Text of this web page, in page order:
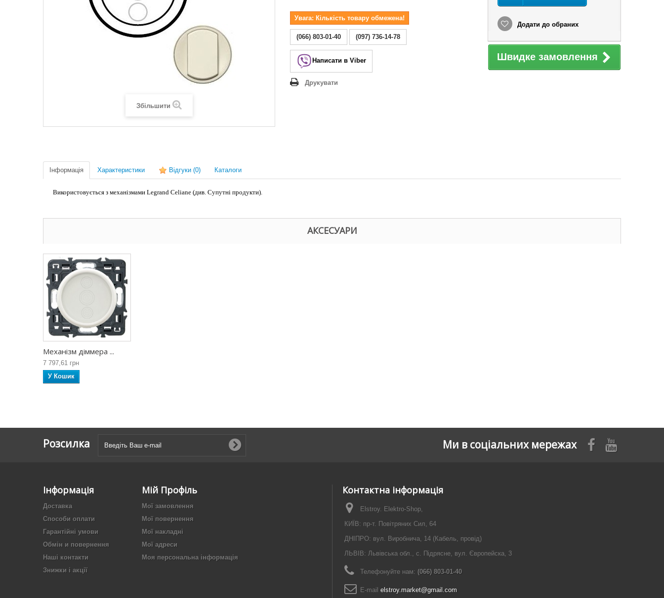
Збільшити
Увага: Кількість товару обмежена!
(066) 803-01-40 (097) 736-14-78
Написати в Viber
Друкувати
Додати до обраних
Швидке замовлення
Інформація Характеристики Відгуки (0) Каталоги
Використовується з механізмами Legrand Celiane (див. Супутні продукти).
АКСЕСУАРИ
Механізм діммера ...
7 797,61 грн
У Кошик
Розсилка Ми в соціальних мережах
Інформація
Доставка
Способи оплати
Гарантійні умови
Обмін и повернення
Наші контакти
Знижки і акції
Мій Профіль
Мої замовлення
Мої повернення
Мої накладні
Мої адреси
Моя персональна інформація
Контактна інформація
Elstroy. Elektro-Shop,
КИЇВ: пр-т. Повітряних Сил, 64
ДНІПРО: вул. Виробнича, 14 (Кабель, провід)
ЛЬВІВ: Львівська обл., с. Підрясне, вул. Європейска, 3
Телефонуйте нам: (066) 803-01-40
E-maіl elstroy.market@gmail.com